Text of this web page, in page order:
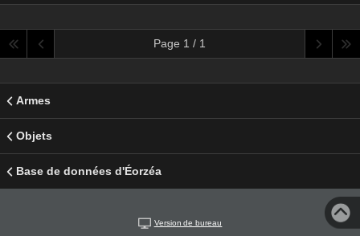
Page 1 / 1
Armes
Objets
Base de données d'Éorzéa
Version de bureau